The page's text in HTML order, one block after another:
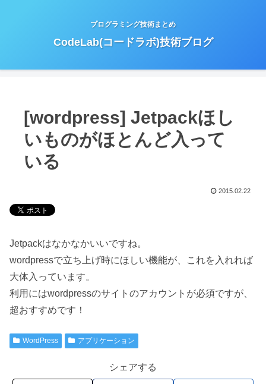
プログラミング技術まとめ
CodeLab(コードラボ)技術ブログ
[wordpress] Jetpackほし
いものがほとんど入って
いる
2015.02.22
Jetpackはなかなかいいですね。
wordpressで立ち上げ時にほしい機能が、これを入れれば
大体入っています。
利用にはwordpressのサイトのアカウントが必須ですが、
超おすすめです！
WordPress アプリケーション
シェアする